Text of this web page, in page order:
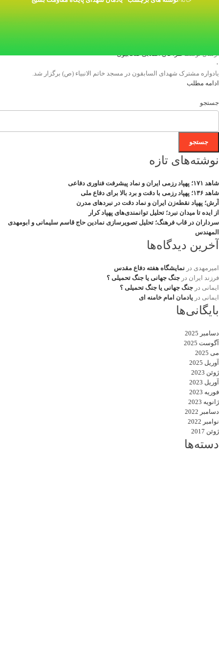
10
بهمن
یادواره شهدای السابقون
ارسال توسط طراحان انقلابی صحابیون
۰
یادواره مشترک شهدای السابقون در مسجد خاتم الانبیاء (ص) برگزار شد.
ادامه مطلب
جستجو
جستجو
نوشته‌های تازه
شاهد ۱۷۱؛ پهپاد رزمی ایران و نماد پیشرفت فناوری دفاعی
شاهد ۱۳۶؛ پهپاد رزمی با دقت و برد بالا برای دفاع ملی
آرش؛ پهپاد نقطه‌زن ایران و نماد دقت در نبردهای مدرن
از ایده تا میدان نبرد؛ تحلیل توانمندی‌های پهپاد کرار
سرداران در قاب فرهنگ؛ تحلیل تصویرسازی نمادین حاج قاسم سلیمانی و ابومهدی
المهندس
آخرین دیدگاه‌ها
امیرمهدی در نمایشگاه هفته دفاع مقدس
فرزند ایران در جنگ جهانی یا جنگ تحمیلی ؟
ایمانی در جنگ جهانی یا جنگ تحمیلی ؟
ایمانی در یادمان امام خامنه ای
بایگانی‌ها
دسامبر 2025
آگوست 2025
می 2025
آوریل 2025
ژوئن 2023
آوریل 2023
فوریه 2023
ژانویه 2023
دسامبر 2022
نوامبر 2022
ژوئن 2017
دسته‌ها